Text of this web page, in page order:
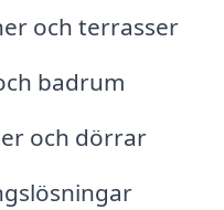
och terrasser
badrum
och dörrar